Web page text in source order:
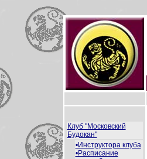
Клуб "Московский
Будокан"
•Инструктора клуба
•Расписание